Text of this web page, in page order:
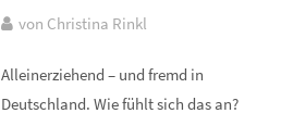
von Christina Rinkl
Alleinerziehend – und fremd in
Deutschland. Wie fühlt sich das an?